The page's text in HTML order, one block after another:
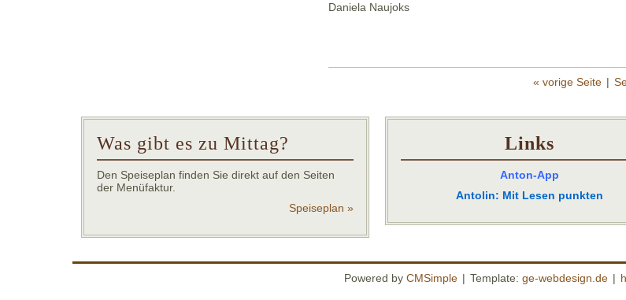
Daniela Naujoks
« vorige Seite |
Links
Anton-App
Antolin: Mit Lesen punkten
Was gibt es zu Mittag?
Den Speiseplan finden Sie direkt auf den Seiten
der Menüfaktur.
Speiseplan »
Powered by CMSimple | Template: ge-webdesign.de |